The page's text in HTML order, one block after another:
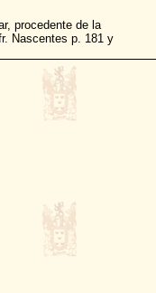
procedente de la
Nascentes p. 181 y